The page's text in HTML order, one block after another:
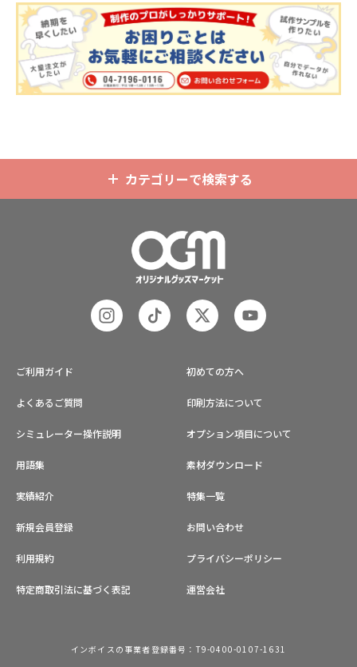
ー、ネームホルダーでオリジナルの
ホルダーはデザイン次第でどんなシ
ーンでもマッチします。ヘッダー部
分はダイカットでデザインにあわせ
た自由な形状で制作することができ
ます。また長さ調整と安全機能が付
いたネックストラップが標準で付属
ど様々な業界に人気です。 短納期・
ラーは全9色ご用意しておりますの
で、お客様のイメージやデザインに
合わせてお選びいただけます。 国内
の自社工場にて印刷いたしますの
で、短納期・小ロットでの対応が可
能です。グッズ制作の専門スタッフ
がしっかりサポートいたしますの
カテゴリーで検索する
ご利用ガイド 初めての方へ
よくあるご質問 印刷方法について
シミュレーター操作説明 オプション項目について
用語集 素材ダウンロード
実績紹介 特集一覧
新規会員登録 お問い合わせ
利用規約 プライバシーポリシー
特定商取引法に基づく表記 運営会社
インボイスの事業者登録番号：T9-0400-0107-1631